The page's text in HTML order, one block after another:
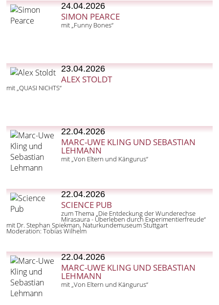
24.04.2026
SIMON PEARCE
mit „Funny Bones“
23.04.2026
ALEX STOLDT
mit „QUASI NICHTS“
22.04.2026
MARC-UWE KLING UND SEBASTIAN
LEHMANN
mit „Von Eltern und Kängurus“
22.04.2026
SCIENCE PUB
zum Thema „Die Entdeckung der Wunderechse
Mirasaura - Überleben durch Experimentierfreude“
mit Dr. Stephan Spiekman, Naturkundemuseum Stuttgart
Moderation: Tobias Wilhelm
22.04.2026
MARC-UWE KLING UND SEBASTIAN
LEHMANN
mit „Von Eltern und Kängurus“